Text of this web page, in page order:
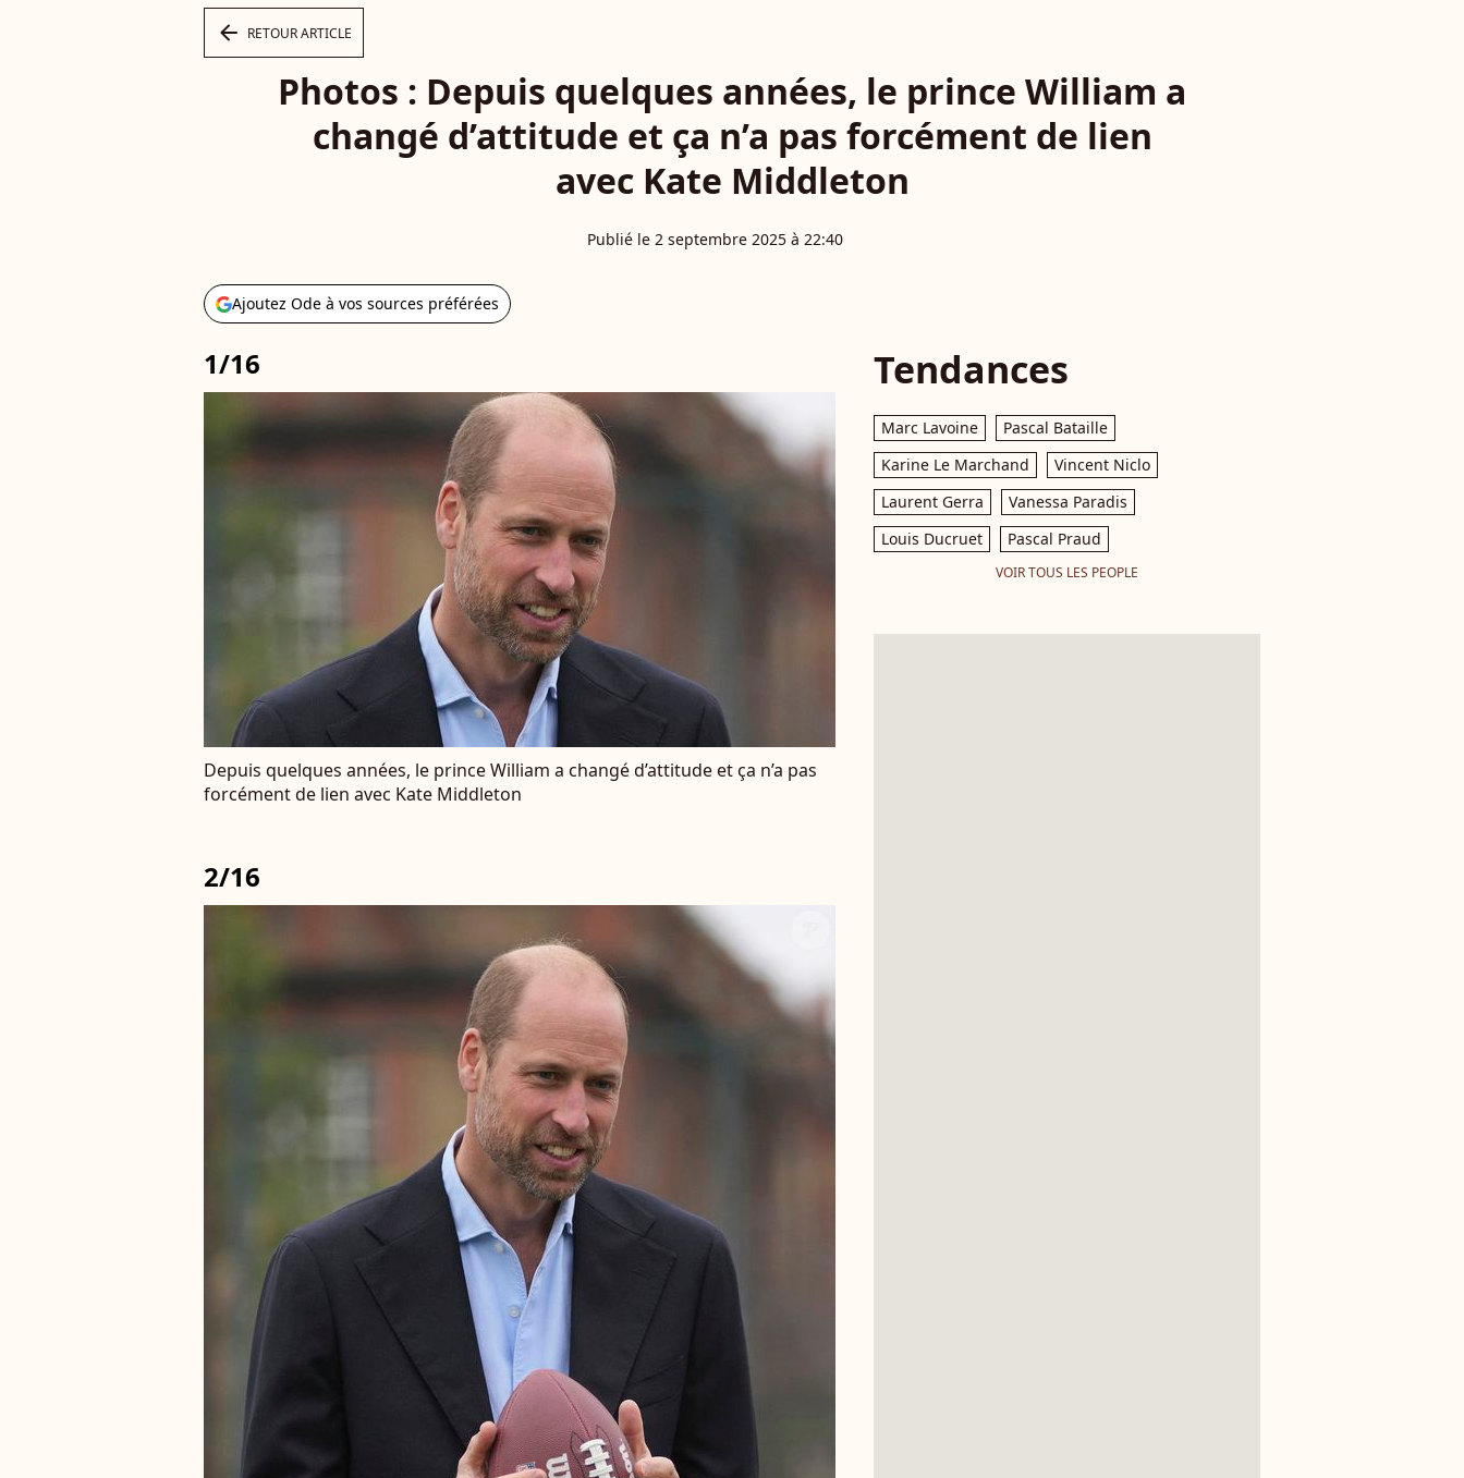
arrow_left RETOUR ARTICLE
Photos : Depuis quelques années, le prince William a
changé d’attitude et ça n’a pas forcément de lien
avec Kate Middleton
Publié le 2 septembre 2025 à 22:40
Ajoutez Ode à vos sources préférées
1/16
Depuis quelques années, le prince William a changé d’attitude et ça n’a pas
forcément de lien avec Kate Middleton
2/16
Tendances
Marc Lavoine
Pascal Bataille
Karine Le Marchand
Vincent Niclo
Laurent Gerra
Vanessa Paradis
Louis Ducruet
Pascal Praud
VOIR TOUS LES PEOPLE